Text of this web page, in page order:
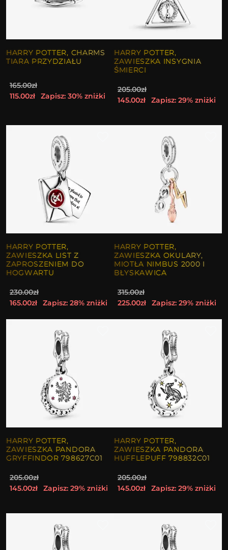
HARRY POTTER, CHARMS
TIARA PRZYDZIAŁU
165.00zł
115.00zł
Zapisz: 30% zniżki
HARRY POTTER,
ZAWIESZKA INSYGNIA
ŚMIERCI
205.00zł
145.00zł
Zapisz: 29% zniżki
HARRY POTTER,
ZAWIESZKA LIST Z
ZAPROSZENIEM DO
HOGWARTU
230.00zł
165.00zł
Zapisz: 28% zniżki
HARRY POTTER,
ZAWIESZKA OKULARY,
MIOTŁA NIMBUS 2000 I
BŁYSKAWICA
315.00zł
225.00zł
Zapisz: 29% zniżki
HARRY POTTER,
ZAWIESZKA PANDORA
GRYFFINDOR 798627C01
205.00zł
145.00zł
Zapisz: 29% zniżki
HARRY POTTER,
ZAWIESZKA PANDORA
HUFFLEPUFF 798832C01
205.00zł
145.00zł
Zapisz: 29% zniżki